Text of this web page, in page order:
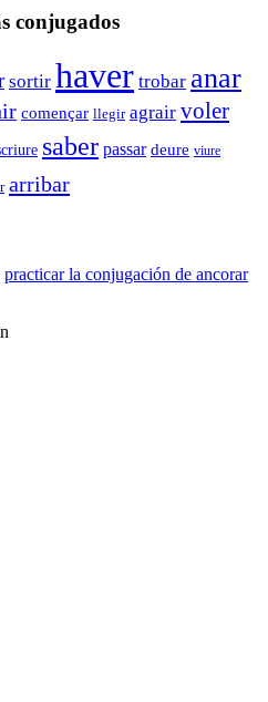
conjugados
sortir haver trobar anar
començar llegir agrair voler
saber passar deure viure
arribar
practicar la conjugación de ancorar